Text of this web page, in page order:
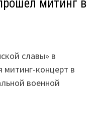
митинг в
славы» в
митинг-концерт в
военной